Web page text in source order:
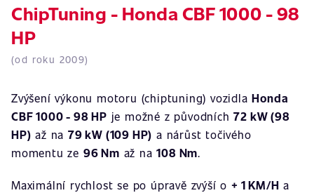
ChipTuning - Honda CBF 1000 - 98
HP
(od roku 2009)
Zvýšení výkonu motoru (chiptuning) vozidlaHonda
CBF 1000 - 98 HP je možné z původních72 kW (98
HP) až na79 kW (109 HP) a nárůst točivého
momentu ze 96 Nm až na108 Nm.
Maximální rychlost se po úpravě zvýší o + 1 KM/H a